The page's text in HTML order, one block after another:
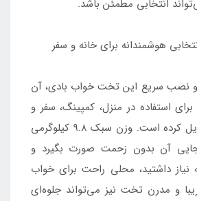
انتخابی مطمئن باشد.
هوشمندانه برای خانه و سفر
نصب سریع این تخت خواب بادی، آن
برای استفاده در منزل، کمپینگ، سفر و
حتی مهمانی‌ها تبدیل کرده است. وزن سبک ۹.۸ کیلوگرمی
آن بدون زحمت صورت بگیرد و
نیاز داشتید، محلی راحت برای خواب
و مدرن تخت نیز می‌تواند جلوه‌ای